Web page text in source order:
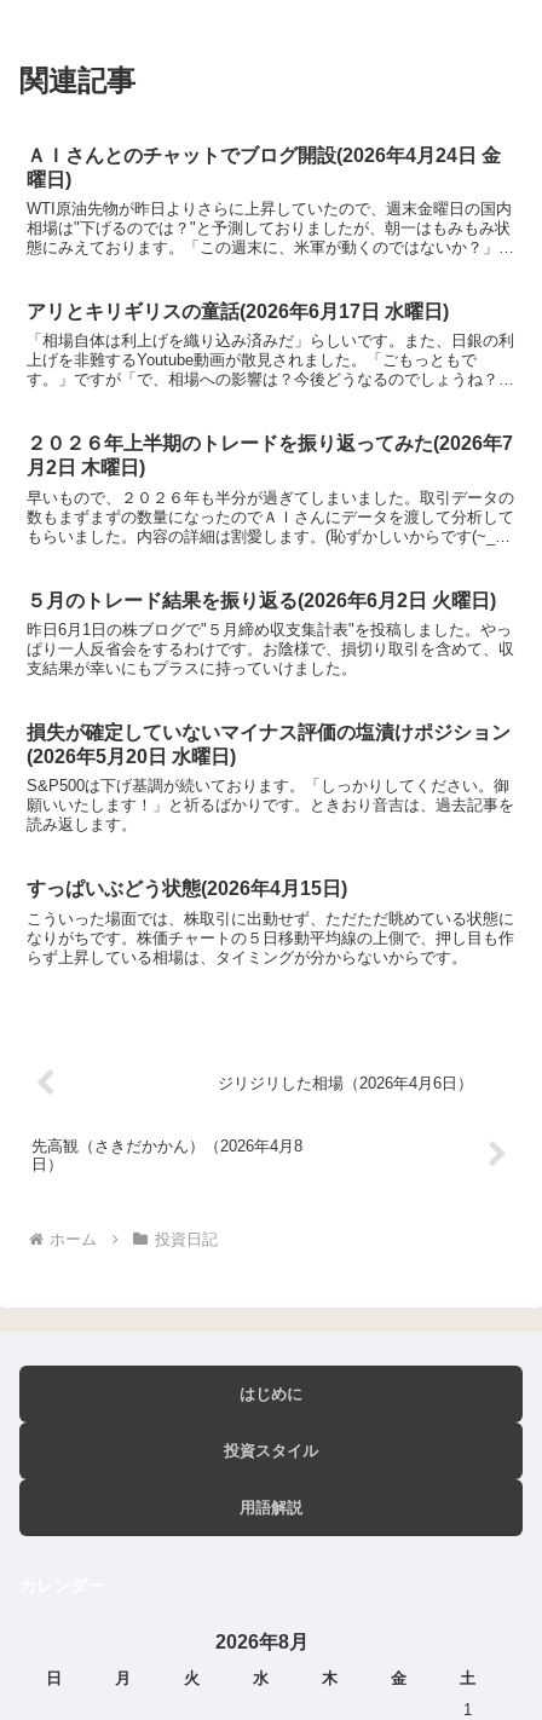
関連記事
ＡＩさんとのチャットでブログ開設(2026年4月24日 金
曜日)
WTI原油先物が昨日よりさらに上昇していたので、週末金曜日の国内
相場は"下げるのでは？"と予測しておりましたが、朝一はもみもみ状
態にみえております。「この週末に、米軍が動くのではないか？」と
アリとキリギリスの童話(2026年6月17日 水曜日)
「相場自体は利上げを織り込み済みだ」らしいです。また、日銀の利
上げを非難するYoutube動画が散見されました。「ごもっともで
す。」ですが「で、相場への影響は？今後どうなるのでしょうね？」
２０２６年上半期のトレードを振り返ってみた(2026年7
月2日 木曜日)
早いもので、２０２６年も半分が過ぎてしまいました。取引データの
数もまずまずの数量になったのでＡＩさんにデータを渡して分析して
もらいました。内容の詳細は割愛します。(恥ずかしいからです(~_~;)
５月のトレード結果を振り返る(2026年6月2日 火曜日)
昨日6月1日の株ブログで"５月締め収支集計表"を投稿しました。やっ
ぱり一人反省会をするわけです。お陰様で、損切り取引を含めて、収
支結果が幸いにもプラスに持っていけました。
損失が確定していないマイナス評価の塩漬けポジション
(2026年5月20日 水曜日)
S&P500は下げ基調が続いております。「しっかりしてください。御
願いいたします！」と祈るばかりです。ときおり音吉は、過去記事を
読み返します。
すっぱいぶどう状態(2026年4月15日)
こういった場面では、株取引に出動せず、ただただ眺めている状態に
なりがちです。株価チャートの５日移動平均線の上側で、押し目も作
らず上昇している相場は、タイミングが分からないからです。
ジリジリした相場（2026年4月6日）
先高観（さきだかかん）（2026年4月8
日）
ホーム 投資日記
はじめに
投資スタイル
用語解説
2026年8月
日 月 火 水 木 金
土
1